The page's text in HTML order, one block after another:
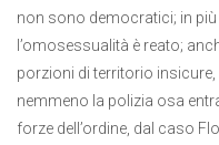
non sono democratici; in
l’omosessualità è reato;
porzioni di territorio
nemmeno la polizia osa
forze dell’ordine, dal caso